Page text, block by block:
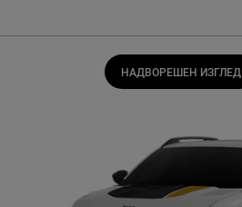
НАДВОРЕШЕН ИЗГЛЕД